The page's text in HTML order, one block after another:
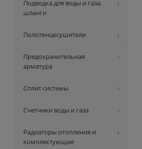
Подводка для воды и газа,
шланги
Полотенцесушители
Предохранительная
арматура
Сплит системы
Счетчики воды и газа
Радиаторы отопления и
комплектующие